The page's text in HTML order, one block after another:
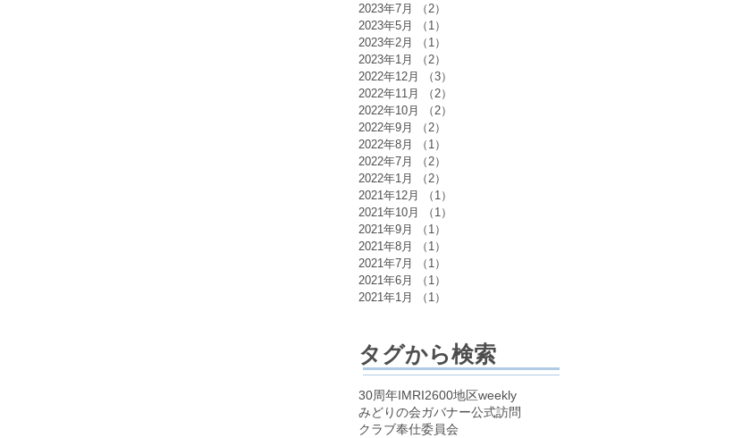
2023年7月
（2）
2023年5月
（1）
2023年2月
（1）
2023年1月
（2）
2022年12月
（3）
2022年11月
（2）
2022年10月
（2）
2022年9月
（2）
2022年8月
（1）
2022年7月
（2）
2022年1月
（2）
2021年12月
（1）
2021年10月
（1）
2021年9月
（1）
2021年8月
（1）
2021年7月
（1）
2021年6月
（1）
2021年1月
（1）
タグから検索
30周年IMRI2600地区weekly
みどりの会ガバナー公式訪問
クラブ奉仕委員会